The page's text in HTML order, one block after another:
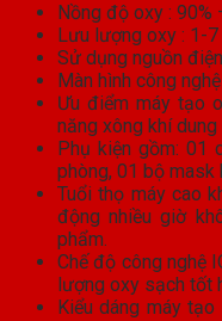
Nồng độ oxy : 90%
Lưu lượng oxy : 1-
Sử dụng nguồn
Màn hình công
Ưu điểm máy tạo
năng xông khí
Phụ kiện gồm: 01
phòng, 01 bộ mask
Tuổi thọ máy cao
động nhiều giờ
phẩm.
Chế độ công nghệ
lượng oxy sạch tốt
Kiểu dáng máy